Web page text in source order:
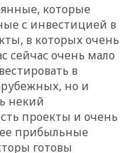
которые
с инвестицией в
в которых очень
сейчас очень мало
в
но и
некий
проекты и очень
прибыльные
готовы